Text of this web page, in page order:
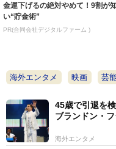
金運下げるの絶対やめて！9割が
い“貯金術”
PR(合同会社デジタルファーム )
海外エンタメ 映画 芸
45歳で引退を
ブランドン・
海外エンタメ